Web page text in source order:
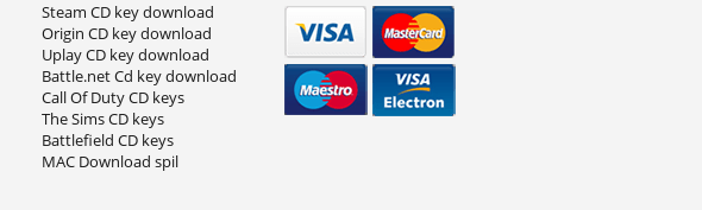
Steam CD key download
Origin CD key download
Uplay CD key download
Battle.net Cd key download
Call Of Duty CD keys
The Sims CD keys
Battlefield CD keys
MAC Download spil